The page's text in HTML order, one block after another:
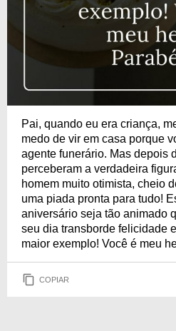
Pai, quando eu era criança,
medo de vir em casa porque
agente funerário. Mas depois
perceberam a verdadeira
homem muito otimista, cheio
uma piada pronta para tudo!
aniversário seja tão animado
seu dia transborde felicidade
maior exemplo! Você é meu
COPIAR